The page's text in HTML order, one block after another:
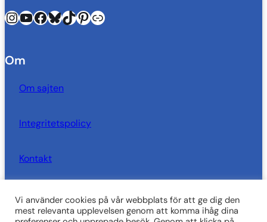
InstagramYouTube Facebook Bluesky TikTok Pinterest Länk
Om
Om sajten
Integritetspolicy
Kontakt
SkrivarSidan behöver dig!
Vi använder cookies på vår webbplats för att ge dig den
mest relevanta upplevelsen genom att komma ihåg dina